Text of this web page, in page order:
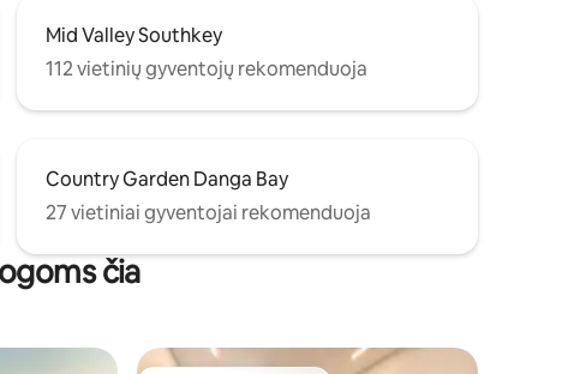
Mid Valley Southkey
112 vietinių gyventojų rekomenduoja
Country Garden Danga Bay
27 vietiniai gyventojai rekomenduoja
čia